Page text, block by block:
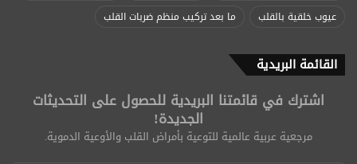
عيوب خلقية بالقلب
ما بعد تركيب منظم ضربات القلب
القائمة البريدية
اشترك في قائمتنا البريدية للحصول على التحديثات
الجديدة!
مرجعية عربية عالمية للتوعية بأمراض القلب والأوعية الدموية.